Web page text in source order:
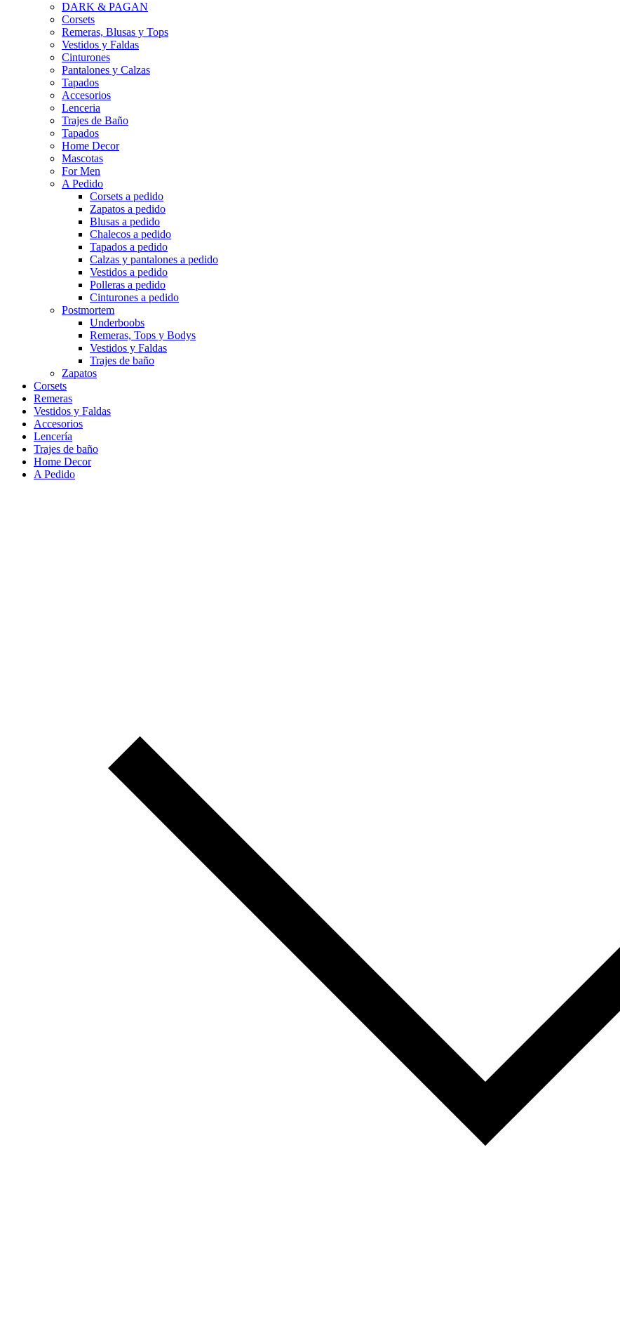
DARK & PAGAN
Corsets
Remeras, Blusas y Tops
Vestidos y Faldas
Cinturones
Pantalones y Calzas
Tapados
Accesorios
Lenceria
Trajes de Baño
Tapados
Home Decor
Mascotas
For Men
A Pedido
Corsets a pedido
Zapatos a pedido
Blusas a pedido
Chalecos a pedido
Tapados a pedido
Calzas y pantalones a pedido
Vestidos a pedido
Polleras a pedido
Cinturones a pedido
Postmortem
Underboobs
Remeras, Tops y Bodys
Vestidos y Faldas
Trajes de baño
Zapatos
Corsets
Remeras
Vestidos y Faldas
Accesorios
Lencería
Trajes de baño
Home Decor
A Pedido